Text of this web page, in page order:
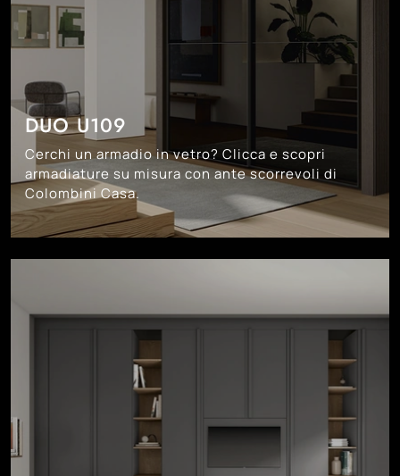
DUO U109
Cerchi un armadio in vetro? Clicca e scopri
armadiature su misura con ante scorrevoli di
Colombini Casa.